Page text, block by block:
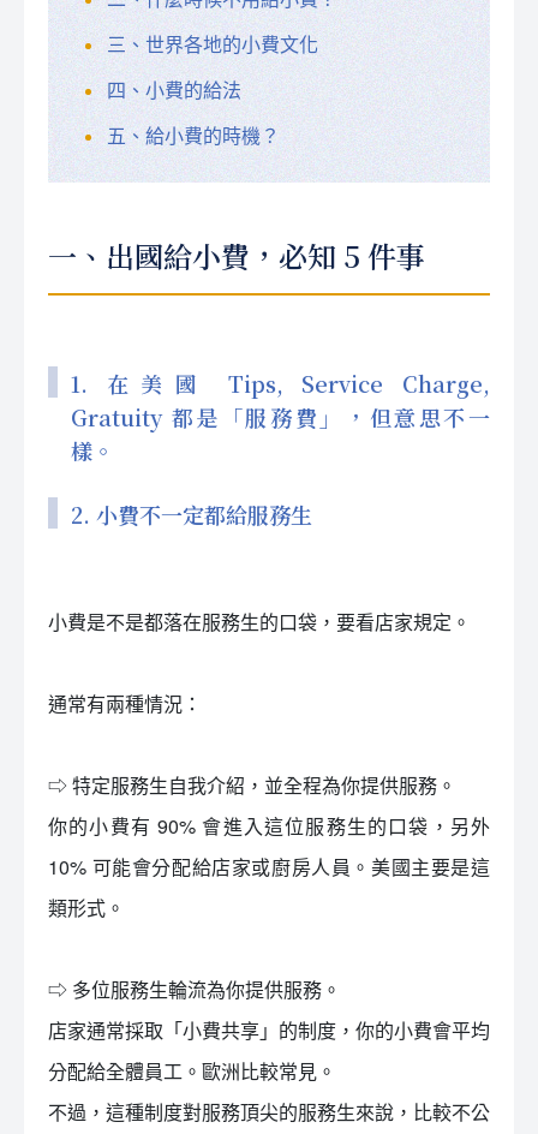
三、世界各地的小費文化
四、小費的給法
五、給小費的時機？
一、出國給小費，必知 5 件事
1. 在美國 Tips, Service Charge,
Gratuity 都是「服務費」，但意思不一
樣。
2. 小費不一定都給服務生
小費是不是都落在服務生的口袋，要看店家規定。
通常有兩種情況：
⇨ 特定服務生自我介紹，並全程為你提供服務。
你的小費有 90% 會進入這位服務生的口袋，另外
10% 可能會分配給店家或廚房人員。美國主要是這
類形式。
⇨ 多位服務生輪流為你提供服務。
店家通常採取「小費共享」的制度，你的小費會平均
分配給全體員工。歐洲比較常見。
不過，這種制度對服務頂尖的服務生來說，比較不公